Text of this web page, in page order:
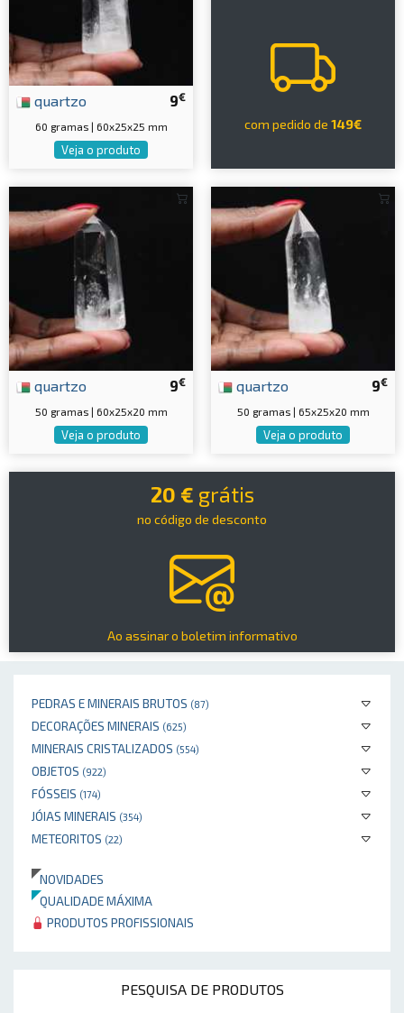
PEDRAS E MINERAIS BRUTOS (87)
DECORAÇÕES MINERAIS (625)
MINERAIS CRISTALIZADOS (554)
OBJETOS (922)
FÓSSEIS (174)
JÓIAS MINERAIS (354)
METEORITOS (22)
NOVIDADES
QUALIDADE MÁXIMA
PRODUTOS PROFISSIONAIS
PESQUISA DE PRODUTOS
9€
quartzo
60 gramas | 60x25x25 mm
Veja o produto
com pedido de 149€
9€
quartzo
50 gramas | 60x25x20 mm
Veja o produto
9€
quartzo
50 gramas | 65x25x20 mm
Veja o produto
20 € grátis
no código de desconto
Ao assinar o boletim informativo